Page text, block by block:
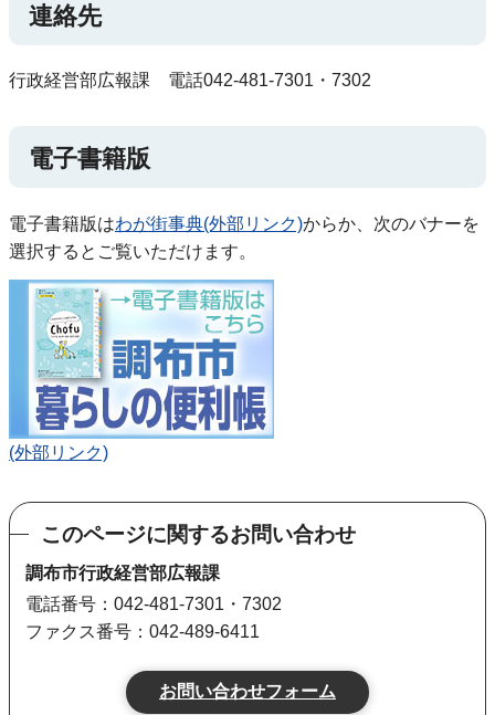
連絡先
行政経営部広報課 電話042-481-7301・7302
電子書籍版
電子書籍版はわが街事典(外部リンク)からか、次のバナーを
選択するとご覧いただけます。
(外部リンク)
このページに関するお問い合わせ
調布市行政経営部広報課
電話番号：042-481-7301・7302
ファクス番号：042-489-6411